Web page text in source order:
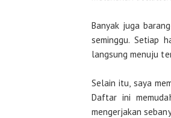
Banyak juga
seminggu. Setiap
langsung menuju
Selain itu, saya
Daftar ini
mengerjakan